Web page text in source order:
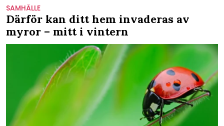
SAMHÄLLE
Därför kan ditt hem invaderas av
myror – mitt i vintern